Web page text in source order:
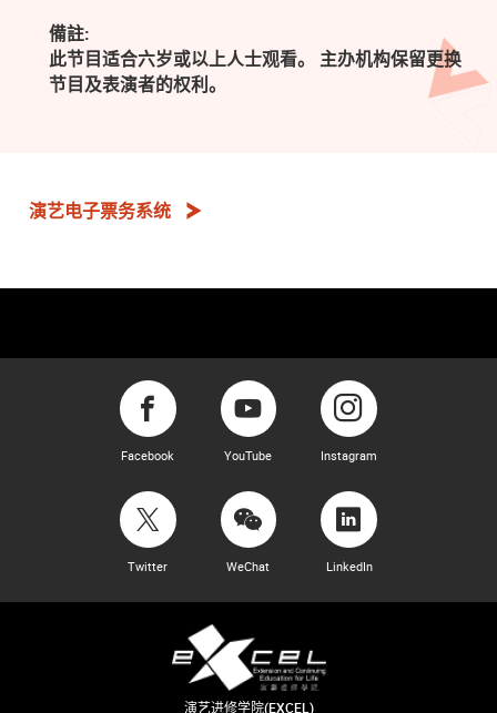
備註:
此节目适合六岁或以上人士观看。 主办机构保留更换
节目及表演者的权利。
演艺电子票务系统
Facebook YouTube Instagram
Twitter WeChat LinkedIn
演艺进修学院(EXCEL)